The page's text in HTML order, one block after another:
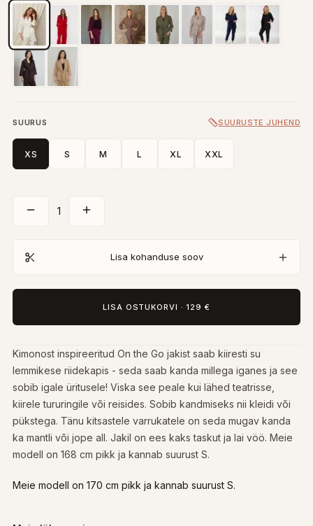
SUURUS SUURUSTE JUHEND
XS S M L XL XXL
1
Lisa kohanduse soov
LISA OSTUKORVI ·129 €
Kimonost inspireeritud On the Go jakist saab kiiresti su
lemmikese riidekapis - seda saab kanda millega iganes ja see
sobib igale üritusele! Viska see peale kui lähed teatrisse,
kiirele tururingile või reisides. Sobib kandmiseks nii kleidi või
pükstega. Tänu kitsastele varrukatele on seda mugav kanda
ka mantli või jope all. Jakil on ees kaks taskut ja lai vöö. Meie
modell on 168 cm pikk ja kannab suurust S.
Meie modell on 170 cm pikk ja kannab suurust S.